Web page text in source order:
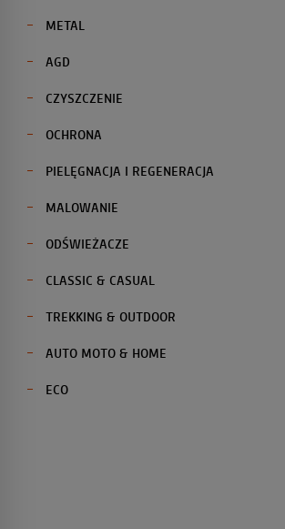
METAL
AGD
CZYSZCZENIE
OCHRONA
PIELĘGNACJA I REGENERACJA
MALOWANIE
ODŚWIEŻACZE
CLASSIC & CASUAL
TREKKING & OUTDOOR
AUTO MOTO & HOME
ECO